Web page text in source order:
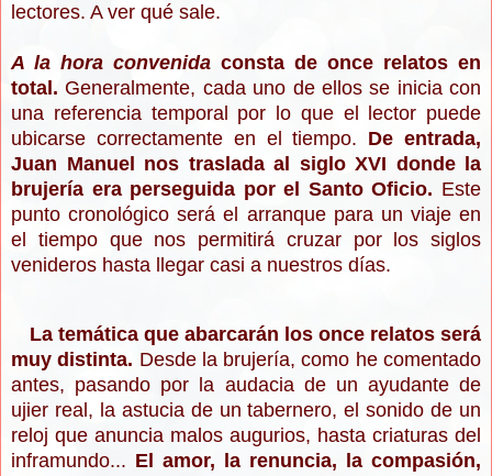
lectores. A ver qué sale.
A la hora convenida consta de once relatos en
total. Generalmente, cada uno de ellos se inicia con
una referencia temporal por lo que el lector puede
ubicarse correctamente en el tiempo. De entrada,
Juan Manuel nos traslada al siglo XVI donde la
brujería era perseguida por el Santo Oficio. Este
punto cronológico será el arranque para un viaje en
el tiempo que nos permitirá cruzar por los siglos
venideros hasta llegar casi a nuestros días.
La temática que abarcarán los once relatos será
muy distinta. Desde la brujería, como he comentado
antes, pasando por la audacia de un ayudante de
ujier real, la astucia de un tabernero, el sonido de un
reloj que anuncia malos augurios, hasta criaturas del
inframundo... El amor, la renuncia, la compasión,